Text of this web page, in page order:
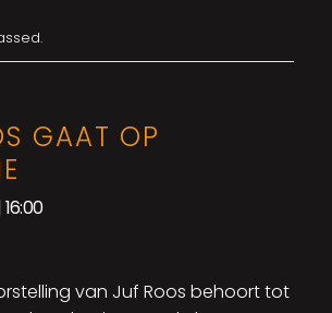
GAAT OP
van Juf Roos behoort tot